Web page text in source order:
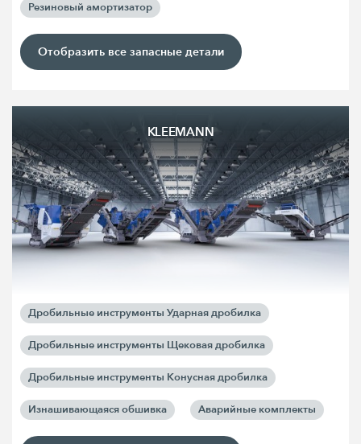
Резиновый амортизатор
Отобразить все запасные детали
KLEEMANN
Дробильные инструменты Ударная дробилка
Дробильные инструменты Щековая дробилка
Дробильные инструменты Конусная дробилка
Изнашивающаяся обшивка Аварийные комплекты